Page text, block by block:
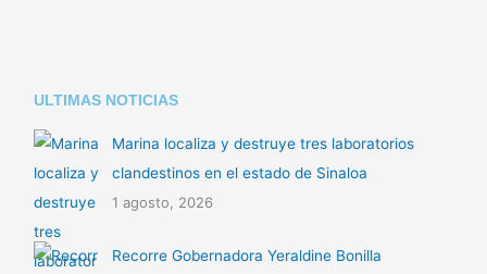
ULTIMAS NOTICIAS
Marina localiza y destruye tres laboratorios
clandestinos en el estado de Sinaloa
1 agosto, 2026
Recorre Gobernadora Yeraldine Bonilla